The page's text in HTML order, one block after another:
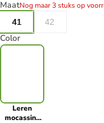
MaatNog maar 3 stuks op
41
42
Color
Leren
mocassins